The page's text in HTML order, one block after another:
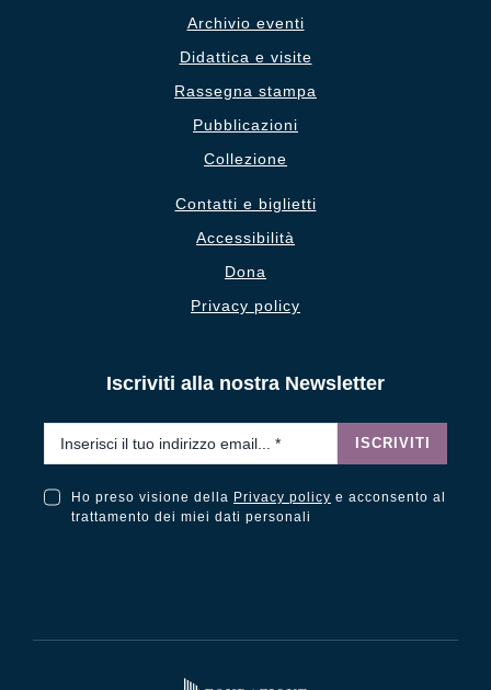
Archivio eventi
Didattica e visite
Rassegna stampa
Pubblicazioni
Collezione
Contatti e biglietti
Accessibilità
Dona
Privacy policy
Iscriviti alla nostra Newsletter
ISCRIVITI
Ho preso visione della Privacy policy e acconsento al
trattamento dei miei dati personali